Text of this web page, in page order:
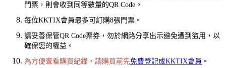
門票，則會收到同等數量的QR Code。
每位KKTIX會員最多可訂購8張門票。
請妥善保管QR Code票券，勿於網路分享出示避免遭到盜用，以
確保您的權益。
為方便查看購買紀錄，請購買前先免費登記成KKTIX會員 。